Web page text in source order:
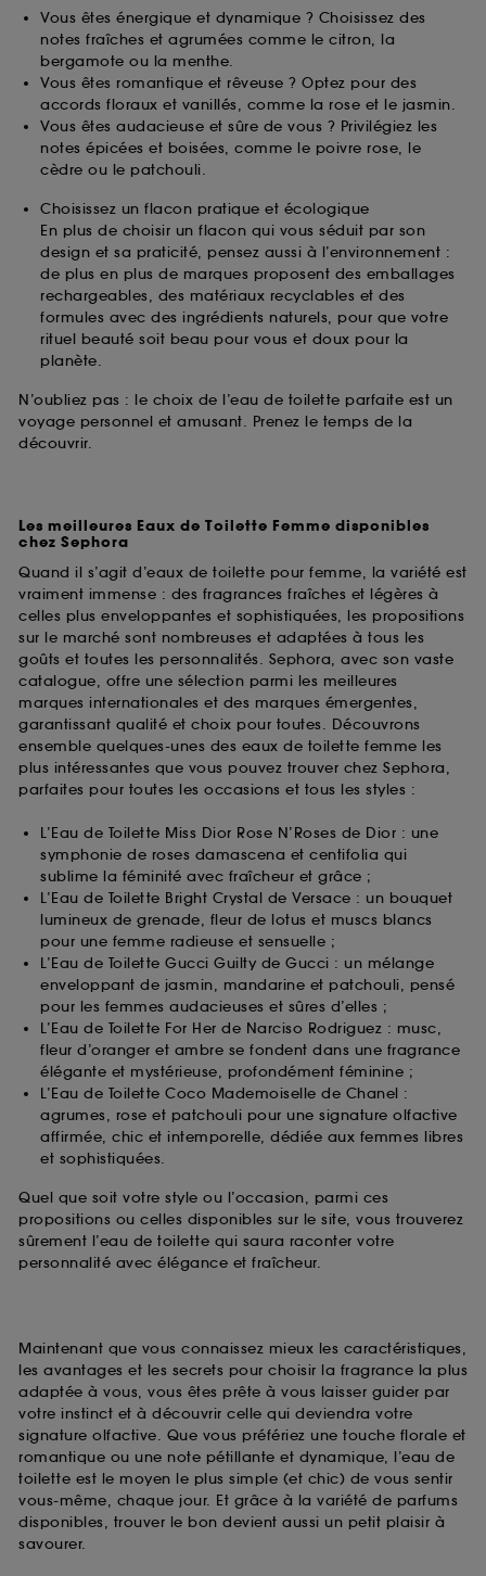
Vous êtes énergique et dynamique ? Choisissez des
notes fraîches et agrumées comme le citron, la
bergamote ou la menthe.
Vous êtes romantique et rêveuse ? Optez pour des
accords floraux et vanillés, comme la rose et le jasmin.
Vous êtes audacieuse et sûre de vous ? Privilégiez les
notes épicées et boisées, comme le poivre rose, le
cèdre ou le patchouli.
Choisissez un flacon pratique et écologique
En plus de choisir un flacon qui vous séduit par son
design et sa praticité, pensez aussi à l’environnement :
de plus en plus de marques proposent des emballages
rechargeables, des matériaux recyclables et des
formules avec des ingrédients naturels, pour que votre
rituel beauté soit beau pour vous et doux pour la
planète.
N’oubliez pas : le choix de l’eau de toilette parfaite est un
voyage personnel et amusant. Prenez le temps de la
découvrir.
Les meilleures Eaux de Toilette Femme disponibles
chez Sephora
Quand il s’agit d’eaux de toilette pour femme, la variété est
vraiment immense : des fragrances fraîches et légères à
celles plus enveloppantes et sophistiquées, les propositions
sur le marché sont nombreuses et adaptées à tous les
goûts et toutes les personnalités. Sephora, avec son vaste
catalogue, offre une sélection parmi les meilleures
marques internationales et des marques émergentes,
garantissant qualité et choix pour toutes. Découvrons
ensemble quelques-unes des eaux de toilette femme les
plus intéressantes que vous pouvez trouver chez Sephora,
parfaites pour toutes les occasions et tous les styles :
L’Eau de Toilette Miss Dior Rose N’Roses de Dior : une
symphonie de roses damascena et centifolia qui
sublime la féminité avec fraîcheur et grâce ;
L’Eau de Toilette Bright Crystal de Versace : un bouquet
lumineux de grenade, fleur de lotus et muscs blancs
pour une femme radieuse et sensuelle ;
L’Eau de Toilette Gucci Guilty de Gucci : un mélange
enveloppant de jasmin, mandarine et patchouli, pensé
pour les femmes audacieuses et sûres d’elles ;
L’Eau de Toilette For Her de Narciso Rodriguez : musc,
fleur d’oranger et ambre se fondent dans une fragrance
élégante et mystérieuse, profondément féminine ;
L’Eau de Toilette Coco Mademoiselle de Chanel :
agrumes, rose et patchouli pour une signature olfactive
affirmée, chic et intemporelle, dédiée aux femmes libres
et sophistiquées.
Quel que soit votre style ou l’occasion, parmi ces
propositions ou celles disponibles sur le site, vous trouverez
sûrement l’eau de toilette qui saura raconter votre
personnalité avec élégance et fraîcheur.
Maintenant que vous connaissez mieux les caractéristiques,
les avantages et les secrets pour choisir la fragrance la plus
adaptée à vous, vous êtes prête à vous laisser guider par
votre instinct et à découvrir celle qui deviendra votre
signature olfactive. Que vous préfériez une touche florale et
romantique ou une note pétillante et dynamique, l’eau de
toilette est le moyen le plus simple (et chic) de vous sentir
vous-même, chaque jour. Et grâce à la variété de parfums
disponibles, trouver le bon devient aussi un petit plaisir à
savourer.